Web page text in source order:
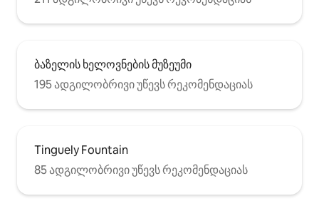
ბაზელის ხელოვნების მუზეუმი
195 ადგილობრივი უწევს რეკომენდაციას
Tinguely Fountain
85 ადგილობრივი უწევს რეკომენდაციას